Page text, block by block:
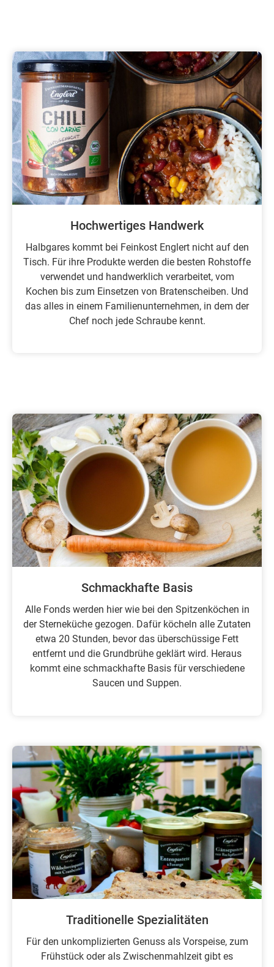
Hochwertiges Handwerk
Halbgares kommt bei Feinkost Englert nicht auf den
Tisch. Für ihre Produkte werden die besten Rohstoffe
verwendet und handwerklich verarbeitet, vom
Kochen bis zum Einsetzen von Bratenscheiben. Und
das alles in einem Familienunternehmen, in dem der
Chef noch jede Schraube kennt.
Schmackhafte Basis
Alle Fonds werden hier wie bei den Spitzenköchen in
der Sterneküche gezogen. Dafür köcheln alle Zutaten
etwa 20 Stunden, bevor das überschüssige Fett
entfernt und die Grundbrühe geklärt wird. Heraus
kommt eine schmackhafte Basis für verschiedene
Saucen und Suppen.
Traditionelle Spezialitäten
Für den unkomplizierten Genuss als Vorspeise, zum
Frühstück oder als Zwischenmahlzeit gibt es